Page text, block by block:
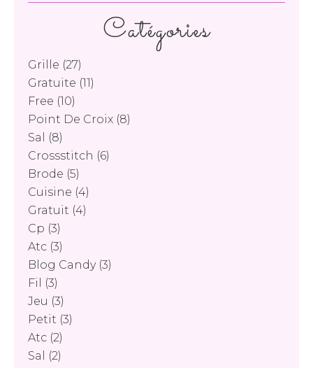
Catégories
Grille (27)
Gratuite (11)
Free (10)
Point De Croix (8)
Sal
(8)
Crossstitch (6)
Brode (5)
Cuisine (4)
Gratuit (4)
Cp (3)
Atc (3)
Blog Candy(3)
Fil
(3)
Jeu (3)
Petit (3)
Atc (2)
Sal
(2)